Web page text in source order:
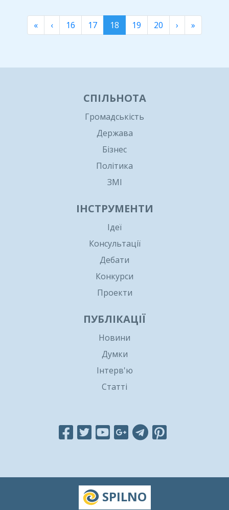
« ‹ 16 17 18 19 20 › »
СПІЛЬНОТА
Громадськість
Держава
Бізнес
Політика
ЗМІ
ІНСТРУМЕНТИ
Ідеї
Консультації
Дебати
Конкурси
Проекти
ПУБЛІКАЦІЇ
Новини
Думки
Інтерв'ю
Статті
SPILNO